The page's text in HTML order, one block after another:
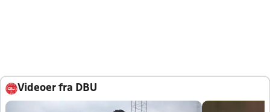
Videoer fra DBU